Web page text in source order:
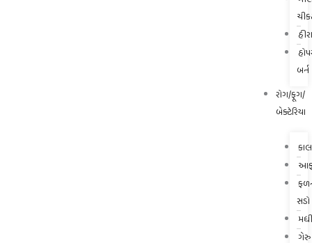
બર્ન
રોગ/ફૂગ/
બેક્ટેરિયા
સડો
ગેરુ